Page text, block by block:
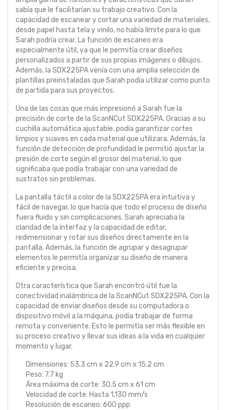
sabía que le facilitarían su trabajo creativo. Con la
capacidad de escanear y cortar una variedad de materiales,
desde papel hasta tela y vinilo, no había límite para lo que
Sarah podría crear. La función de escaneo era
especialmente útil, ya que le permitía crear diseños
personalizados a partir de sus propias imágenes o dibujos.
Además, la SDX225PA venía con una amplia selección de
plantillas preinstaladas que Sarah podía utilizar como punto
de partida para sus proyectos.
Una de las cosas que más impresionó a Sarah fue la
precisión de corte de la ScanNCut SDX225PA. Gracias a su
cuchilla automática ajustable, podía garantizar cortes
limpios y suaves en cada material que utilizara. Además, la
función de detección de profundidad le permitió ajustar la
presión de corte según el grosor del material, lo que
significaba que podía trabajar con una variedad de
sustratos sin problemas.
La pantalla táctil a color de la SDX225PA era intuitiva y
fácil de navegar, lo que hacía que todo el proceso de diseño
fuera fluido y sin complicaciones. Sarah apreciaba la
claridad de la interfaz y la capacidad de editar,
redimensionar y rotar sus diseños directamente en la
pantalla. Además, la función de agrupar y desagrupar
elementos le permitía organizar su diseño de manera
eficiente y precisa.
Otra característica que Sarah encontró útil fue la
conectividad inalámbrica de la ScanNCut SDX225PA. Con la
capacidad de enviar diseños desde su computadora o
dispositivo móvil a la máquina, podía trabajar de forma
remota y conveniente. Esto le permitía ser más flexible en
su proceso creativo y llevar sus ideas a la vida en cualquier
momento y lugar.
Dimensiones: 53.3 cm x 22.9 cm x 15.2 cm
Peso: 7.7 kg
Área máxima de corte: 30.5 cm x 61 cm
Velocidad de corte: Hasta 1,130 mm/s
Resolución de escaneo: 600 ppp